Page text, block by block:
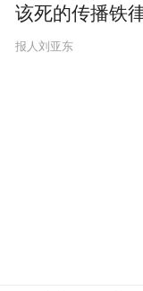
该死的传播铁
报人刘亚东